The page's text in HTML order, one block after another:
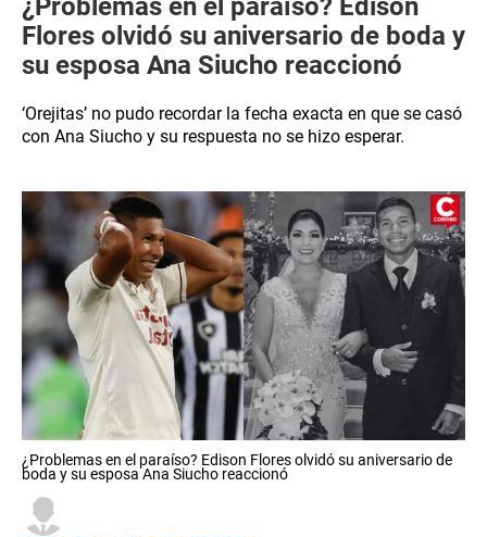
¿Problemas en el paraíso? Edison
Flores olvidó su aniversario de boda y
su esposa Ana Siucho reaccionó
‘Orejitas’ no pudo recordar la fecha exacta en que se casó
con Ana Siucho y su respuesta no se hizo esperar.
¿Problemas en el paraíso? Edison Flores olvidó su aniversario de
boda y su esposa Ana Siucho reaccionó